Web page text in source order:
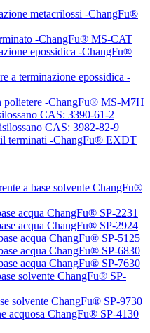
metacrilossi -ChangFu®
-ChangFu® MS-CAT
epossidica -ChangFu®
a terminazione epossidica -
polietere -ChangFu® MS-M7H
CAS: 3390-61-2
CAS: 3982-82-9
terminati -ChangFu® EXDT
a base solvente ChangFu®
acqua ChangFu® SP-2231
acqua ChangFu® SP-2924
acqua ChangFu® SP-5125
acqua ChangFu® SP-6830
acqua ChangFu® SP-7630
solvente ChangFu® SP-
solvente ChangFu® SP-9730
acquosa ChangFu® SP-4130